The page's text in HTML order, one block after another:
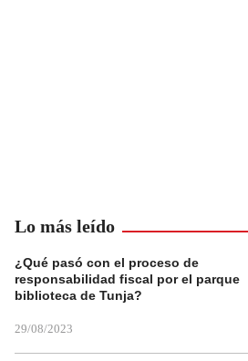
Lo más leído
¿Qué pasó con el proceso de
responsabilidad fiscal por el parque
biblioteca de Tunja?
29/08/2023